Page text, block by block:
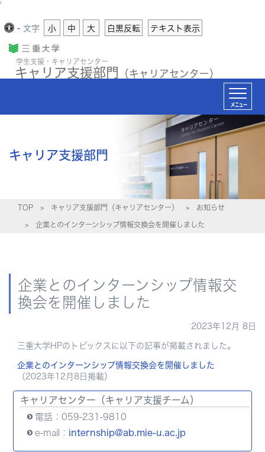
'
- 文字 小 中 大 白黒反転 テキスト表示
学生支援・キャリアセンター
キャリア支援部門 （キャリアセンター）
メニュー
キャリア支援部門
TOP キャリア支援部門（キャリアセンター） お知らせ
企業とのインターンシップ情報交換会を開催しました
企業とのインターンシップ情報交
換会を開催しました
2023年12月 8日
三重大学HPのトピックスに以下の記事が掲載されました。
企業とのインターンシップ情報交換会を開催しました
（2023年12月8日掲載）
キャリアセンター（キャリア支援チーム）
電話：059-231-9810
e-mail： internship@ab.mie-u.ac.jp